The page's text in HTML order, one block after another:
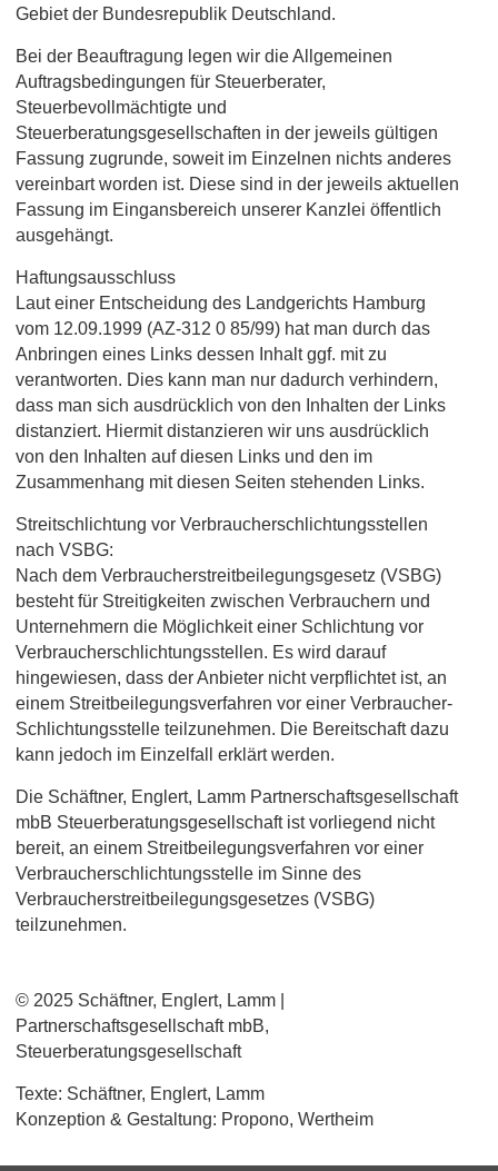
Gebiet der Bundesrepublik Deutschland.
Bei der Beauftragung legen wir die Allgemeinen
Auftragsbedingungen für Steuerberater,
Steuerbevollmächtigte und
Steuerberatungsgesellschaften in der jeweils gültigen
Fassung zugrunde, soweit im Einzelnen nichts anderes
vereinbart worden ist. Diese sind in der jeweils aktuellen
Fassung im Eingansbereich unserer Kanzlei öffentlich
ausgehängt.
Haftungsausschluss
Laut einer Entscheidung des Landgerichts Hamburg
vom 12.09.1999 (AZ-312 0 85/99) hat man durch das
Anbringen eines Links dessen Inhalt ggf. mit zu
verantworten. Dies kann man nur dadurch verhindern,
dass man sich ausdrücklich von den Inhalten der Links
distanziert. Hiermit distanzieren wir uns ausdrücklich
von den Inhalten auf diesen Links und den im
Zusammenhang mit diesen Seiten stehenden Links.
Streitschlichtung vor Verbraucherschlichtungsstellen
nach VSBG:
Nach dem Verbraucherstreitbeilegungsgesetz (VSBG)
besteht für Streitigkeiten zwischen Verbrauchern und
Unternehmern die Möglichkeit einer Schlichtung vor
Verbraucherschlichtungsstellen. Es wird darauf
hingewiesen, dass der Anbieter nicht verpflichtet ist, an
einem Streitbeilegungsverfahren vor einer Verbraucher-
Schlichtungsstelle teilzunehmen. Die Bereitschaft dazu
kann jedoch im Einzelfall erklärt werden.
Die Schäftner, Englert, Lamm Partnerschaftsgesellschaft
mbB Steuerberatungsgesellschaft ist vorliegend nicht
bereit, an einem Streitbeilegungsverfahren vor einer
Verbraucherschlichtungsstelle im Sinne des
Verbraucherstreitbeilegungsgesetzes (VSBG)
teilzunehmen.
© 2025 Schäftner, Englert, Lamm |
Partnerschaftsgesellschaft mbB,
Steuerberatungsgesellschaft
Texte: Schäftner, Englert, Lamm
Konzeption & Gestaltung: Propono, Wertheim